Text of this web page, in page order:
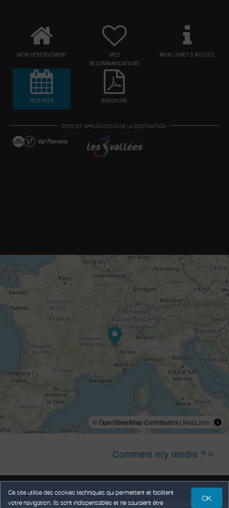
Ce site utilise des cookies techniques qui permettent et facilitent
votre navigation. Ils sont indispensables et ne sauraient être
OK
MON HÉBERGEMENT
MES
RECOMMANDATIONS
MON LIVRET D'ACCUEIL
RÉSERVER BROCHURE
SITES ET APPLICATIONS DE LA DESTINATION:
© OpenStreetMap Contributors | MapLibre
Comment m'y rendre ? >
Mentions légales Données Personnelles